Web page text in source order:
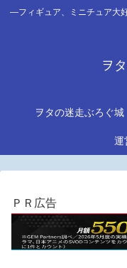
―フィギュア、ミニチュア大
ヲ
ヲタの迷走ぶろぐ城
運
ＰＲ広告